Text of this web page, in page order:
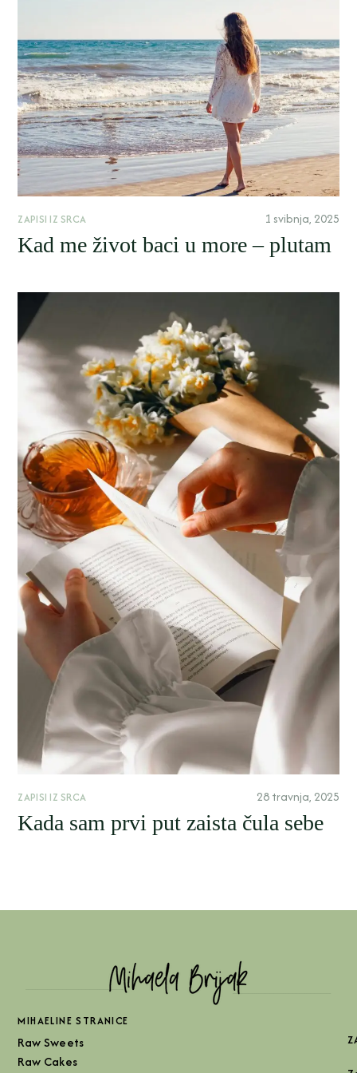
ZAPISI IZ SRCA 1 svibnja, 2025
Kad me život baci u more – plutam
ZAPISI IZ SRCA 28 travnja, 2025
Kada sam prvi put zaista čula sebe
MIHAELINE STRANICE
Raw Sweets
Raw Cakes